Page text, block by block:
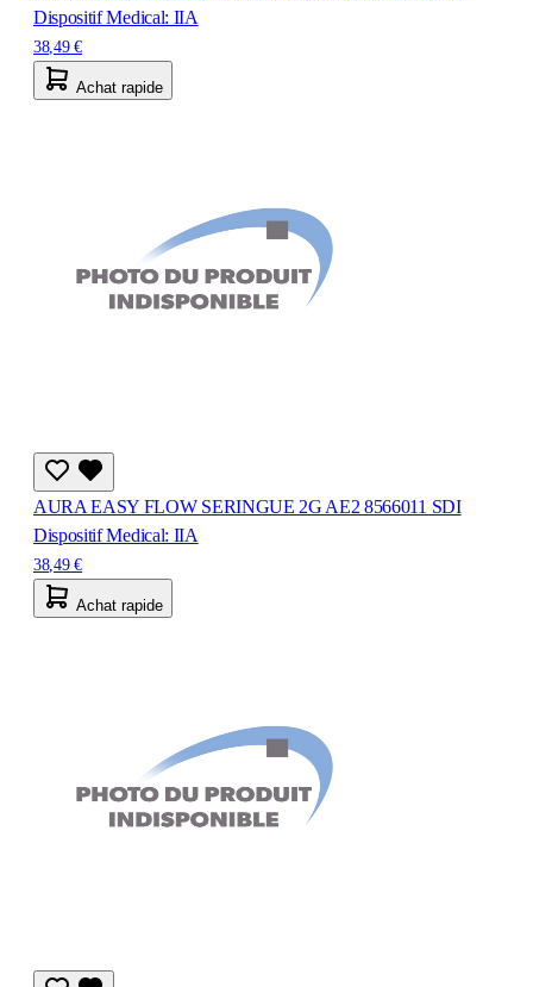
Dispositif Medical: IIA
38,49 €
Achat rapide
AURA EASY FLOW SERINGUE 2G AE2 8566011 SDI
Dispositif Medical: IIA
38,49 €
Achat rapide